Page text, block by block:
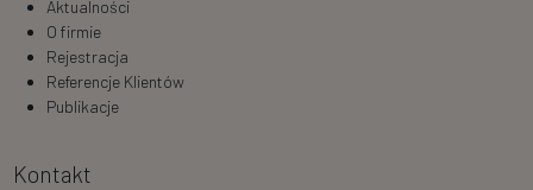
Aktualności
O firmie
Rejestracja
Referencje Klientów
Publikacje
Kontakt